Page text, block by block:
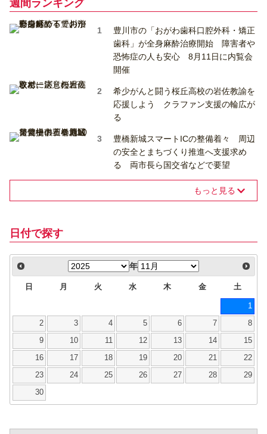
週間ランキング
豊川市の「おがわ歯科口腔外科・矯正
歯科」が全身麻酔治療開始 障害者や
恐怖症の人も安心 8月11日に内覧会
開催
希少がんと闘う桜丘高校の岩佐教諭を
応援しよう クラファン支援の輪広が
る
豊橋新城スマートICの整備着々 周辺
の安全とまちづくり推進へ支援求め
る 両市長ら国交省などで要望
もっと見る
日付で探す
年
日 月 火 水 木 金 土
1
2 3 4 5 6 7 8
9 10 11 12 13 14 15
16 17 18 19 20 21 22
23 24 25 26 27 28 29
30